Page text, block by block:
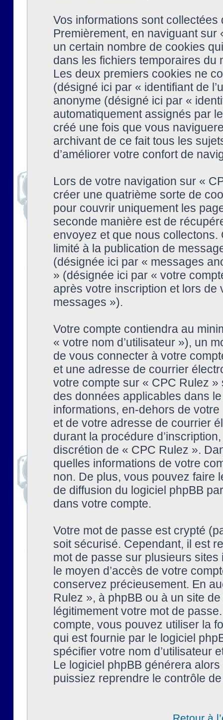
Vos informations sont
Premièrement, en naviguant
un certain nombre de cookies
dans les fichiers temporaires du
Les deux premiers cookies ne
(désigné ici par « identifiant de
anonyme (désigné ici par «
automatiquement assignés par
créé une fois que vous
archivant de ce fait tous les
d’améliorer votre confort de
Lors de votre navigation sur «
créer une quatrième sorte de
pour couvrir uniquement les
seconde manière est de
envoyez et que nous collectons.
limité à la publication de
(désignée ici par « messages
» (désignée ici par « votre
après votre inscription et lors
messages »).
Votre compte contiendra au
« votre nom d’utilisateur »), un
de vous connecter à votre
et une adresse de courrier
votre compte sur « CPC Rulez
des données applicables dans
informations, en-dehors de
et de votre adresse de courrier
durant la procédure
discrétion de « CPC Rulez ».
quelles informations de votre
non. De plus, vous pouvez faire
de diffusion du logiciel phpBB
dans votre compte.
Votre mot de passe est crypté
soit sécurisé. Cependant, il est
mot de passe sur plusieurs
le moyen d’accès de votre
conservez précieusement. En
Rulez », à phpBB ou à un site
légitimement votre mot de
compte, vous pouvez utiliser la
qui est fournie par le logiciel
spécifier votre nom d’utilisateur
Le logiciel phpBB générera
puissiez reprendre le contrôle